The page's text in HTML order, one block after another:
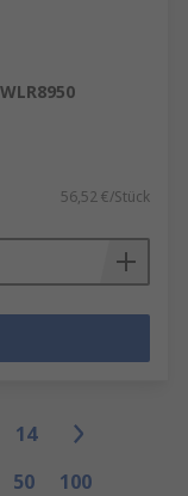
56,52 €/Stück
14
50 100